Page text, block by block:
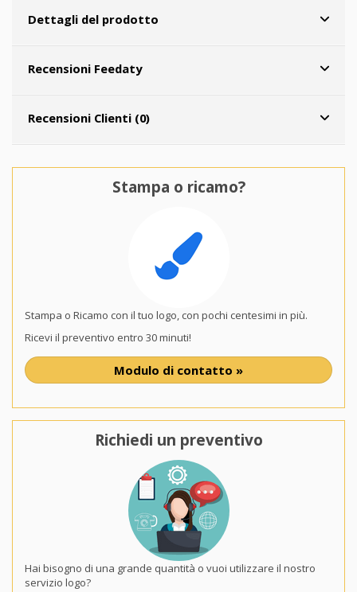
Dettagli del prodotto
Recensioni Feedaty
Recensioni Clienti (0)
Stampa o ricamo?
Stampa o Ricamo con il tuo logo, con pochi centesimi in più.
Ricevi il preventivo entro 30 minuti!
Modulo di contatto »
Richiedi un preventivo
Hai bisogno di una grande quantità o vuoi utilizzare il nostro
servizio logo?